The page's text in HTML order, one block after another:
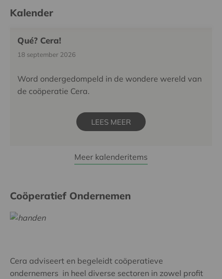
Kalender
Qué? Cera!
18 september 2026
Word ondergedompeld in de wondere wereld van
de coöperatie Cera.
LEES MEER
Meer kalenderitems
Coöperatief Ondernemen
Cera adviseert en begeleidt coöperatieve
ondernemers in heel diverse sectoren in zowel profit